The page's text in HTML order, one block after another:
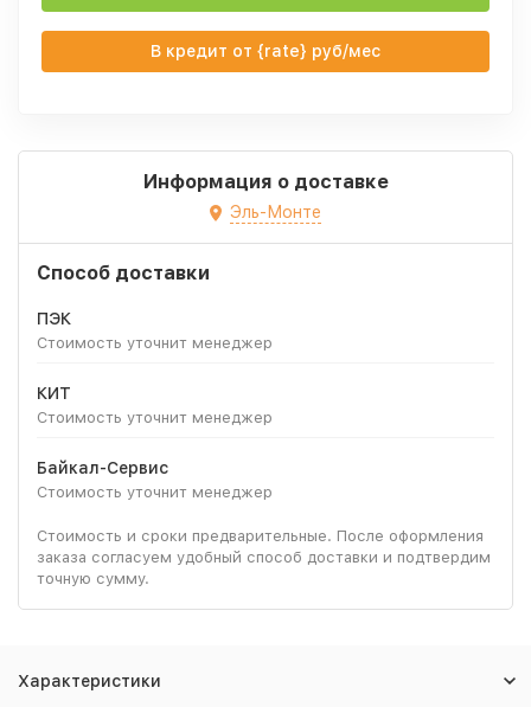
В кредит от {rate} руб/мес
Информация о доставке
Эль-Монте
Способ доставки
ПЭК
Стоимость уточнит менеджер
КИТ
Стоимость уточнит менеджер
Байкал-Сервис
Стоимость уточнит менеджер
Стоимость и сроки предварительные. После оформления
заказа согласуем удобный способ доставки и подтвердим
точную сумму.
Характеристики